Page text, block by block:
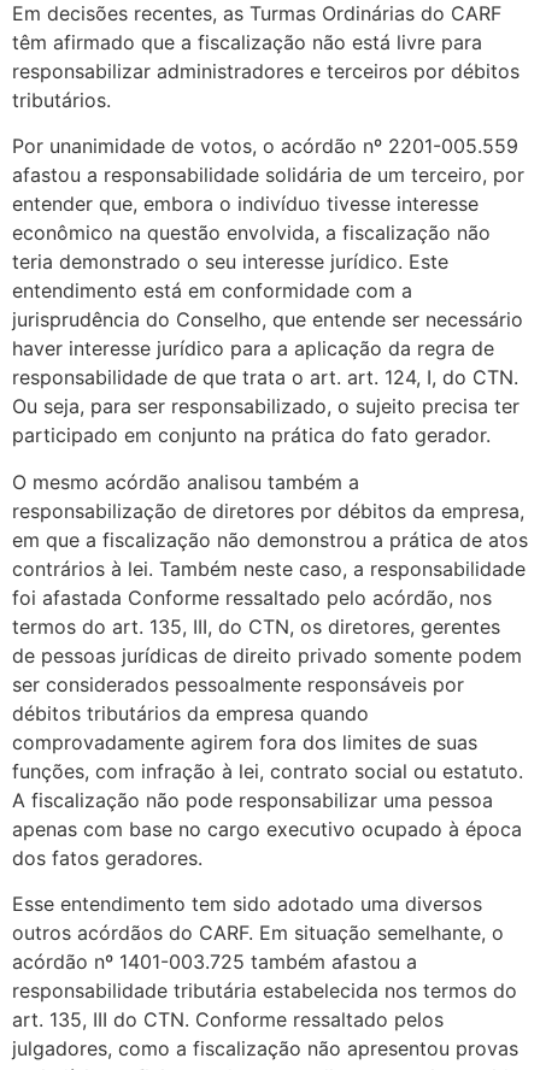
Em decisões recentes, as Turmas Ordinárias do CARF
têm afirmado que a fiscalização não está livre para
responsabilizar administradores e terceiros por débitos
tributários.
Por unanimidade de votos, o acórdão nº 2201-005.559
afastou a responsabilidade solidária de um terceiro, por
entender que, embora o indivíduo tivesse interesse
econômico na questão envolvida, a fiscalização não
teria demonstrado o seu interesse jurídico. Este
entendimento está em conformidade com a
jurisprudência do Conselho, que entende ser necessário
haver interesse jurídico para a aplicação da regra de
responsabilidade de que trata o art. art. 124, I, do CTN.
Ou seja, para ser responsabilizado, o sujeito precisa ter
participado em conjunto na prática do fato gerador.
O mesmo acórdão analisou também a
responsabilização de diretores por débitos da empresa,
em que a fiscalização não demonstrou a prática de atos
contrários à lei. Também neste caso, a responsabilidade
foi afastada Conforme ressaltado pelo acórdão, nos
termos do art. 135, III, do CTN, os diretores, gerentes
de pessoas jurídicas de direito privado somente podem
ser considerados pessoalmente responsáveis por
débitos tributários da empresa quando
comprovadamente agirem fora dos limites de suas
funções, com infração à lei, contrato social ou estatuto.
A fiscalização não pode responsabilizar uma pessoa
apenas com base no cargo executivo ocupado à época
dos fatos geradores.
Esse entendimento tem sido adotado uma diversos
outros acórdãos do CARF. Em situação semelhante, o
acórdão nº 1401-003.725 também afastou a
responsabilidade tributária estabelecida nos termos do
art. 135, III do CTN. Conforme ressaltado pelos
julgadores, como a fiscalização não apresentou provas